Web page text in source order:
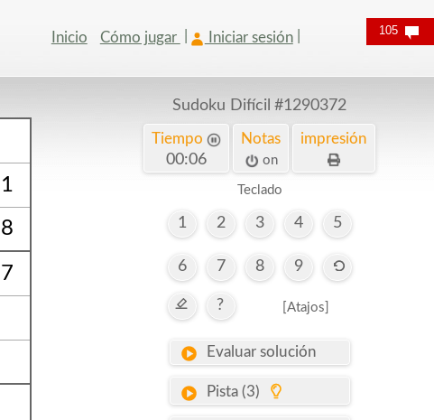
Inicio Cómo jugar Iniciar sesión
1
8
7
Sudoku Difícil #1290372
Tiempo
00:07
Notas
on
impresión
Teclado
1 2 3 4 5
6 7 8 9
? [Atajos]
Evaluar solución
Pista (3)
105